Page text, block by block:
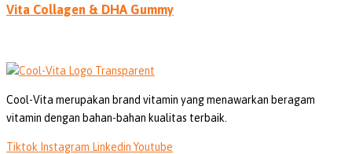
Vita Collagen & DHA Gummy
Cool-Vita merupakan brand vitamin yang menawarkan beragam
vitamin dengan bahan-bahan kualitas terbaik.
Tiktok Instagram Linkedin Youtube